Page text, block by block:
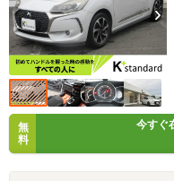
無
料
今すぐ